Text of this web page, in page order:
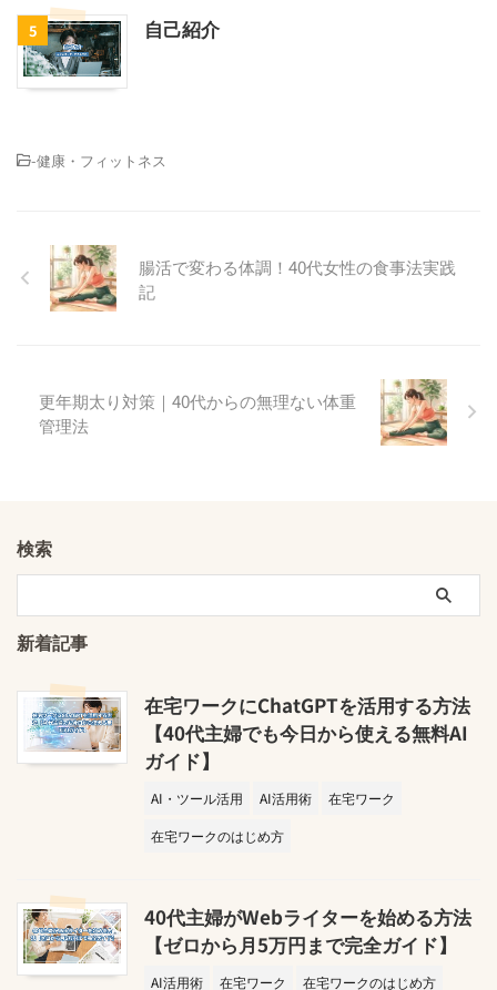
5 自己紹介
-健康・フィットネス
腸活で変わる体調！40代女性の食事法実践
記
更年期太り対策｜40代からの無理ない体重
管理法
検索
新着記事
在宅ワークにChatGPTを活用する方法
【40代主婦でも今日から使える無料AI
ガイド】
AI・ツール活用 AI活用術
在宅ワーク
在宅ワークのはじめ方
40代主婦がWebライターを始める方法
【ゼロから月5万円まで完全ガイド】
AI活用術 在宅ワーク 在宅ワークのはじめ方